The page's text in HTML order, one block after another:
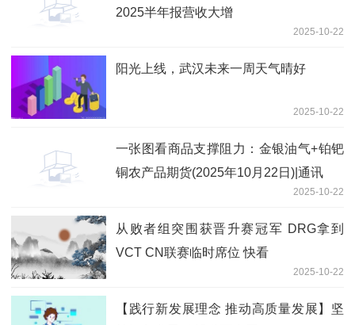
2025半年报营收大增
2025-10-22
阳光上线，武汉未来一周天气晴好
2025-10-22
一张图看商品支撑阻力：金银油气+铂钯
铜农产品期货(2025年10月22日)|通讯
2025-10-22
从败者组突围获晋升赛冠军 DRG拿到
VCT CN联赛临时席位 快看
2025-10-22
【践行新发展理念 推动高质量发展】坚